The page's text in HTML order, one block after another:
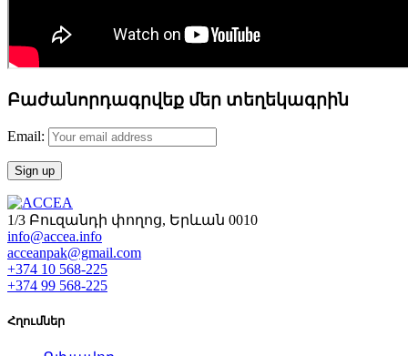
Բաժանորդագրվեք մեր տեղեկագրին
Email:
1/3 Բուզանդի փողոց, Երևան 0010
info@accea.info
acceanpak@gmail.com
+374 10 568-225
+374 99 568-225
Հղումներ